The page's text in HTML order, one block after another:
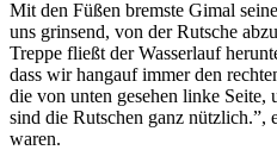
Mit den Füßen bremste Gimal
uns grinsend, von der Rutsche
Treppe fließt der Wasserlauf
dass wir hangauf immer den
die von unten gesehen linke Seite,
sind die Rutschen ganz nützlich.”,
waren.